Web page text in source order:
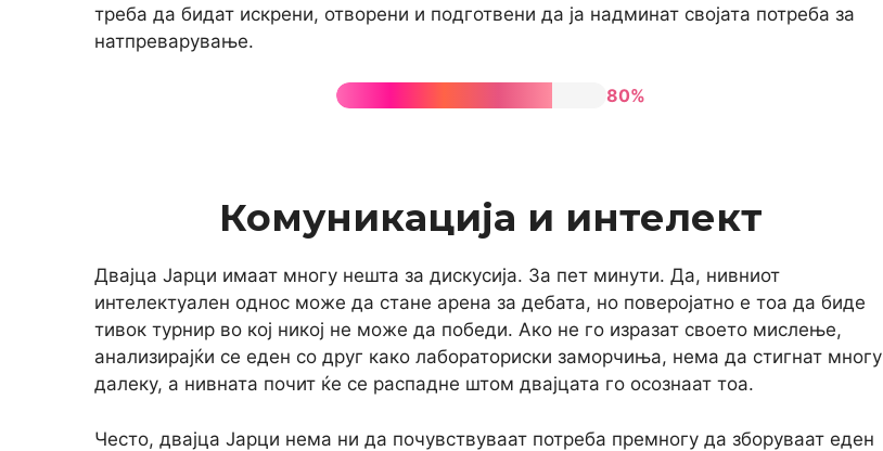
треба да бидат искрени, отворени и подготвени да ја надминат својата потреба за
натпреварување.
80%
Комуникација и интелект
Двајца Јарци имаат многу нешта за дискусија. За пет минути. Да, нивниот
интелектуален однос може да стане арена за дебата, но поверојатно е тоа да биде
тивок турнир во кој никој не може да победи. Ако не го изразат своето мислење,
анализирајќи се еден со друг како лабораториски заморчиња, нема да стигнат многу
далеку, а нивната почит ќе се распадне штом двајцата го осознаат тоа.
Често, двајца Јарци нема ни да почувствуваат потреба премногу да зборуваат еден